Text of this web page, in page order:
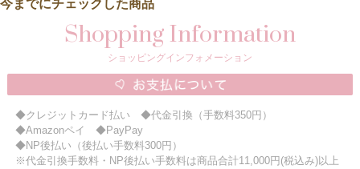
今までにチェックした商品
Shopping Information
ショッピングインフォメーション
◆クレジットカード払い ◆代金引換（手数料350円）
◆Amazonペイ ◆PayPay
◆NP後払い（後払い手数料300円）
※代金引換手数料・NP後払い手数料は商品合計11,000円(税込み)以上